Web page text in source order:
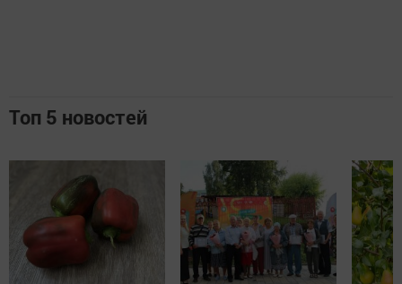
Топ 5 новостей